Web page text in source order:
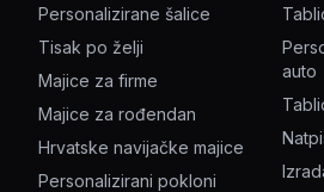
Personalizirane šalice
Tisak po želji
Majice za firme
Majice za rođendan
Hrvatske navijačke majice
Personalizirani pokloni
auto